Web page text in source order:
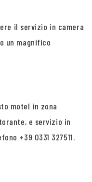
il servizio in camera
un magnifico
motel in zona
e servizio in
+39 0331 327511.